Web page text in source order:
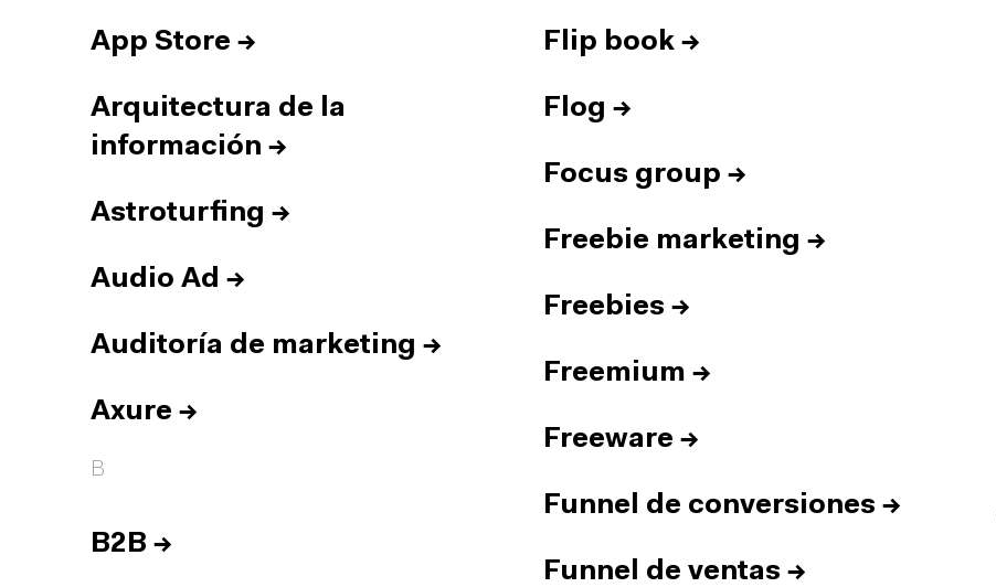
App Store →
Arquitectura de la
información →
Astroturfing →
Audio Ad →
Auditoría de marketing →
Axure →
B
B2B →
Flip book →
Flog →
Focus group →
Freebie marketing →
Freebies →
Freemium →
Freeware →
Funnel de conversiones →
Funnel de ventas →